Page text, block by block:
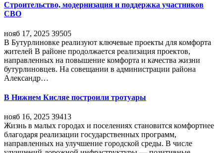
Строительство, модернизация и поддержка участников
СВО
нояб 17, 2025 39505
В Бутурлиновке реализуют ключевые проекты для комфорта
жителей В районе продолжается реализация проектов,
направленных на повышение комфорта и качества жизни
бутурлиновцев. На совещании в администрации района
Александр…
В Нижнем Кисляе построили тротуары
нояб 16, 2025 39413
Жизнь в малых городах и поселениях становится комфортнее
благодаря реализации государственных программ,
направленных на улучшение городской среды. В числе